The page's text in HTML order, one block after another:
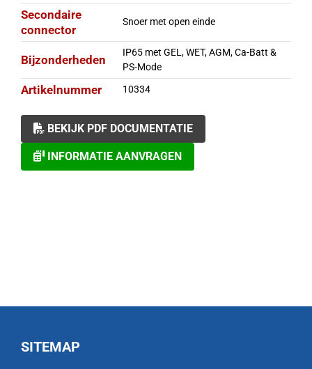
Secondaire
connector
Snoer met open einde
Bijzonderheden
IP65 met GEL, WET, AGM, Ca-Batt &
PS-Mode
Artikelnummer 10334
BEKIJK PDF DOCUMENTATIE
INFORMATIE AANVRAGEN
SITEMAP